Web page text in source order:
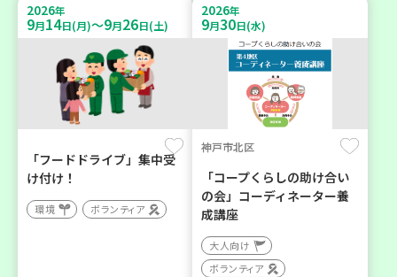
2026年
9月14日(月)～9月26日(土)
「フードドライブ」集中受
け付け！
環境 ボランティア
2026年
9月30日(水)
神戸市北区
「コープくらしの助け合い
の会」コーディネーター養
成講座
大人向け
ボランティア